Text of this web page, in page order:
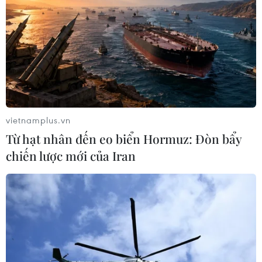
phạt cơ sở hạt nhân Fordow
19/11/2019 10:55
Ngoại trưởng Mỹ Mike Pompeo tuyên bố Mỹ sẽ chấm
dứt các lệnh miễn trừng phạt với cơ sở hạt nhân Fordow
kể từ ngày 15/12. Ngay sau đó, Tổng thống Iran đã lên
tiếng về quyết định này.
vietnamplus.vn
Từ hạt nhân đến eo biển Hormuz: Đòn bẩy
chiến lược mới của Iran